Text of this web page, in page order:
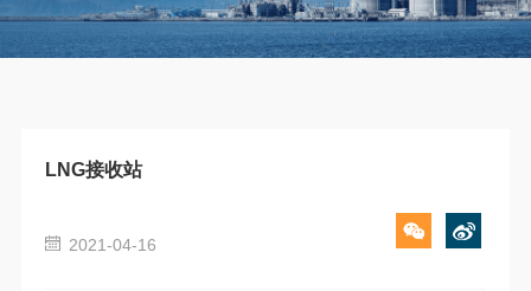
LNG接收站
2021-04-16